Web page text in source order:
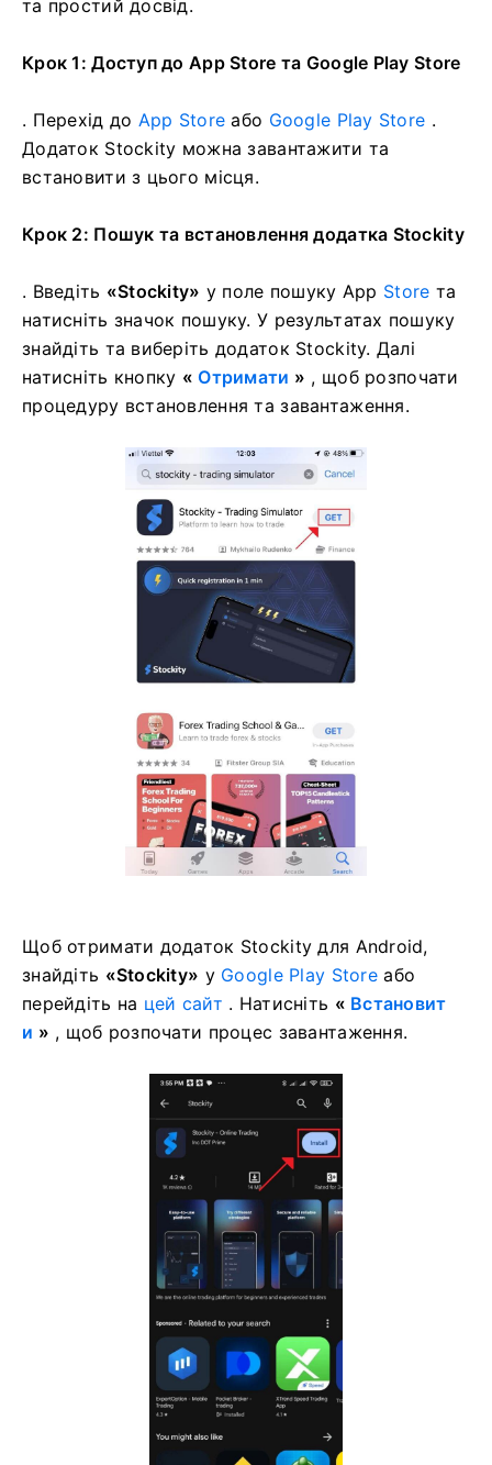
та простий досвід.
Крок 1: Доступ до App Store та Google Play Store
. Перехід до App Store або Google Play Store .
Додаток Stockity можна завантажити та
встановити з цього місця.
Крок 2: Пошук та встановлення додатка Stockity
. Введіть «Stockity» у поле пошуку App Store та
натисніть значок пошуку. У результатах пошуку
знайдіть та виберіть додаток Stockity. Далі
натисніть кнопку «Отримати » , щоб розпочати
процедуру встановлення та завантаження.
Щоб отримати додаток Stockity для Android,
знайдіть «Stockity» у Google Play Storeабо
перейдіть на цей сайт . Натисніть « Встановит
и » , щоб розпочати процес завантаження.